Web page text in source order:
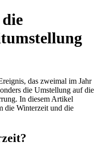
das zweimal im Jahr
die Umstellung auf die
In diesem Artikel
die Winterzeit und die